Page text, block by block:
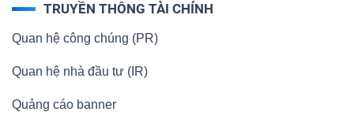
TRUYỀN THÔNG TÀI CHÍNH
Quan hệ công chúng (PR)
Quan hệ nhà đầu tư (IR)
Quảng cáo banner
phân
tích
Thuật